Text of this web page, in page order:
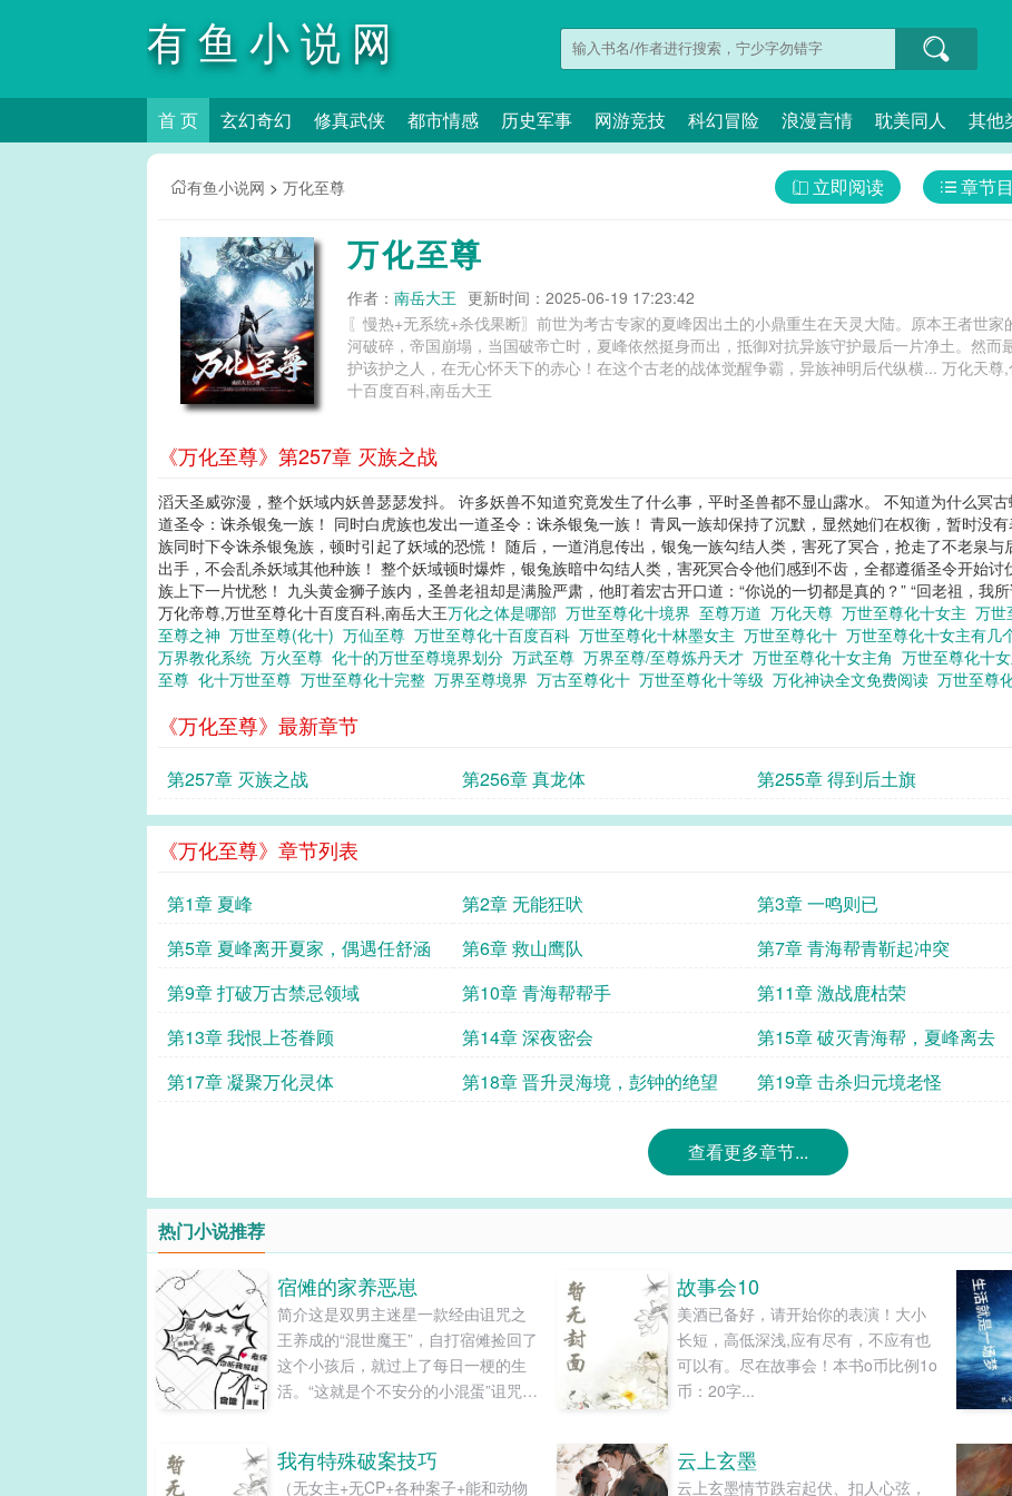
有鱼小说网
首 页 玄幻奇幻 修真武侠 都市情感 历史军事 网游竞技 科幻冒险 浪漫言情 耽美同人 其他
有鱼小说网 > 万化至尊 章节
立即阅读
万化至尊
作者： 南岳大王 更新时间：2025-06-19 17:23:42
〖慢热+无系统+杀伐果断〗前世为考古专家的夏峰因出土的小鼎重生在天灵大陆。原本王者世
河破碎，帝国崩塌，当国破帝亡时，夏峰依然挺身而出，抵御对抗异族守护最后一片净土。然而
护该护之人，在无心怀天下的赤心！在这个古老的战体觉醒争霸，异族神明后代纵横... 万化天尊,化十小说万世至尊,万化帝尊,万世至尊化
十百度百科,南岳大王
《万化至尊》第257章 灭族之战
滔天圣威弥漫，整个妖域内妖兽瑟瑟发抖。 许多妖兽不知道究竟发生了什么事，平时圣兽都不显山露水。 不知道为什么冥
道圣令：诛杀银兔一族！ 同时白虎族也发出一道圣令：诛杀银兔一族！ 青凤一族却保持了沉默，显然她们在权衡，暂时没
族同时下令诛杀银兔族，顿时引起了妖域的恐慌！ 随后，一道消息传出，银兔一族勾结人类，害死了冥合，抢走了不老泉
出手，不会乱杀妖域其他种族！ 整个妖域顿时爆炸，银兔族暗中勾结人类，害死冥合令他们感到不齿，全都遵循圣令开始
族上下一片忧愁！ 九头黄金狮子族内，圣兽老祖却是满脸严肃，他盯着宏古开口道：“你说的一切都是真的？” “回老祖，我
万化帝尊,万世至尊化十百度百科,南岳大王万化之体是哪部 万世至尊化十境界 至尊万道 万化天尊 万世至尊化十女主 万世
至尊之神 万世至尊(化十) 万仙至尊 万世至尊化十百度百科 万世至尊化十林墨女主 万世至尊化十 万世至尊化十女主有几
万界教化系统 万火至尊 化十的万世至尊境界划分 万武至尊 万界至尊/至尊炼丹天才 万世至尊化十女主角 万世至尊化十
至尊 化十万世至尊 万世至尊化十完整 万界至尊境界 万古至尊化十 万世至尊化十等级 万化神诀全文免费阅读 万世至尊
《万化至尊》最新章节
第257章 灭族之战 第256章 真龙体 第255章 得到后土旗
《万化至尊》章节列表
第1章 夏峰 第2章 无能狂吠 第3章 一鸣则已
第5章 夏峰离开夏家，偶遇任舒涵
第6章 救山鹰队 第7章 青海帮青靳起冲突
第9章 打破万古禁忌领域
第10章 青海帮帮手 第11章 激战鹿枯荣
第13章 我恨上苍眷顾
第14章 深夜密会 第15章 破灭青海帮，夏峰离去
第17章 凝聚万化灵体
第18章 晋升灵海境，彭钟的绝望 第19章 击杀归元境老怪
查看更多章节...
热门小说推荐
宿傩的家养恶崽
简介这是双男主迷星一款经由诅咒之
王养成的“混世魔王”，自打宿傩捡回了
这个小孩后，就过上了每日一梗的生
活。“这就是个不安分的小混蛋”诅咒之
所收敛，在自己面前简直是无法无
故事会10
美酒已备好，请开始你的表演！大小
长短，高低深浅,应有尽有，不应有也
可以有。尽在故事会！本书o币比例1o
币：20字...
我有特殊破案技巧
（无女主+无CP+各种案子+能和动物
云上玄墨
云上玄墨情节跌宕起伏、扣人心弦，